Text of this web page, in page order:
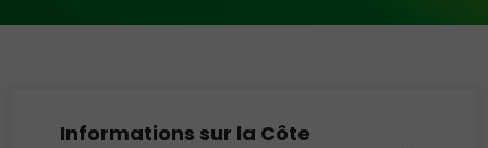
Informations sur la Côte